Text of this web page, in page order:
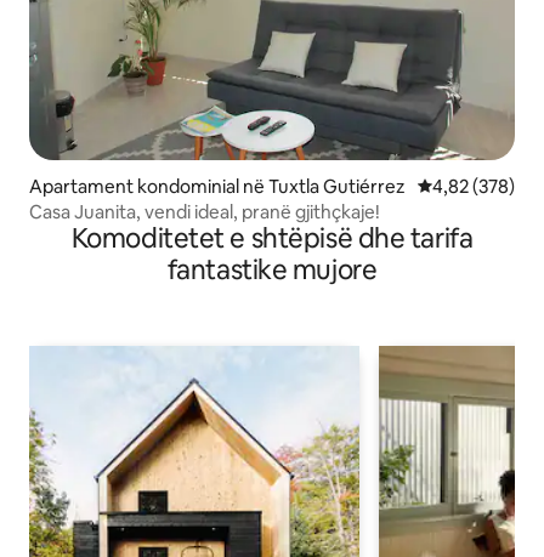
Apartament kondominial në Tuxtla Gutiérrez Vlerësimi
4,82 (378)
Casa Juanita, vendi ideal, pranë gjithçkaje!
Komoditetet e shtëpisë dhe tarifa
fantastike mujore